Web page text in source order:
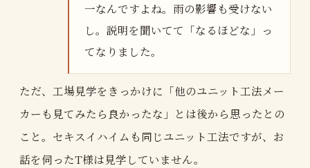
一なんですよね。雨の影響も受けない
し。説明を聞いてて「なるほどな」っ
てなりました。
ただ、工場見学をきっかけに「他のユニット工法メー
カーも見てみたら良かったな」とは後から思ったとの
こと。セキスイハイムも同じユニット工法ですが、お
話を伺ったT様は見学していません。